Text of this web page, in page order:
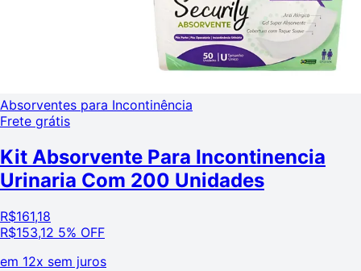
Absorventes para Incontinência
Frete grátis
Kit Absorvente Para Incontinencia
Urinaria Com 200 Unidades
R$161,18
R$153,12 5% OFF
em 12x sem juros